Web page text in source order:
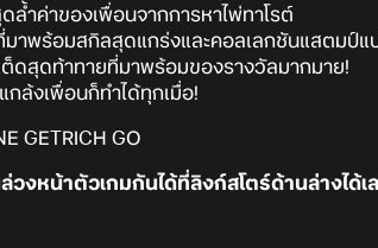
ล้ำค่าของเพื่อนจากการหาไพ่ทาโรต์
าพร้อมสกิลสุดแกร่งและคอลเลกชันแสตมป์แ
ต็ดสุดท้าทายที่มาพร้อมของรางวัลมากมาย!
ล้งเพื่อนก็ทำได้ทุกเมื่อ!
GETRICH GO
วงหน้าตัวเกมกันได้ที่ลิงก์สโตร์ด้านล่างได้เ